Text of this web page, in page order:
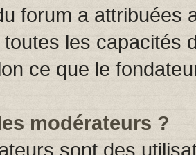
forum a attribuées
les capacités
ce que le
modérateurs ?
sont des